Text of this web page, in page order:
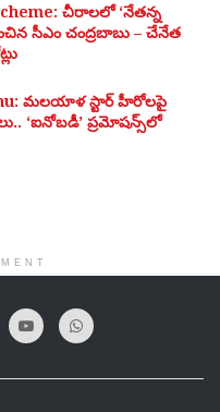
చీరాలలో ‘నేతన్న
సీఎం చంద్రబాబు – చేనేత
మలయాళ స్టార్ హీరోలపై
‘ఐనోబడీ’ ప్రమోషన్స్‌లో